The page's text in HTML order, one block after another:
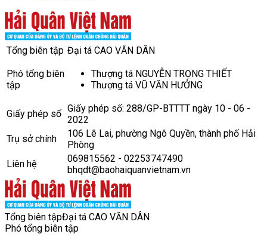
Tổng biên tập Đại tá CAO VĂN DÂN
Phó tổng biên
tập
Thượng tá NGUYỄN TRỌNG THIẾT
Thượng tá VŨ VĂN HƯỞNG
Giấy phép số Giấy phép số: 288/GP-BTTTT ngày 10 - 06 -
2022
Trụ sở chính
106 Lê Lai, phường Ngô Quyền, thành phố Hải
Phòng
Liên hệ
069815562 - 02253747490
bhqdt@baohaiquanvietnam.vn
Tổng biên tậpĐại tá CAO VĂN DÂN
Phó tổng biên tập